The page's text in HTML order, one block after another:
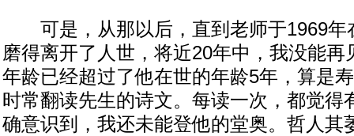
可是，从那以后，直到老师于1969年
磨得离开了人世，将近20年中，我没能再
年龄已经超过了他在世的年龄5年，算是
时常翻读先生的诗文。每读一次，都觉得
确意识到，我还未能登他的堂奥。哲人其